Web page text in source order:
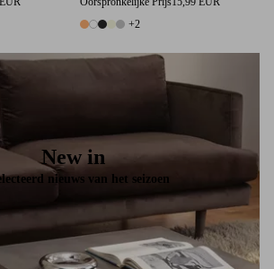
7 kleuren
+2
New in
nieuws van het seizoen